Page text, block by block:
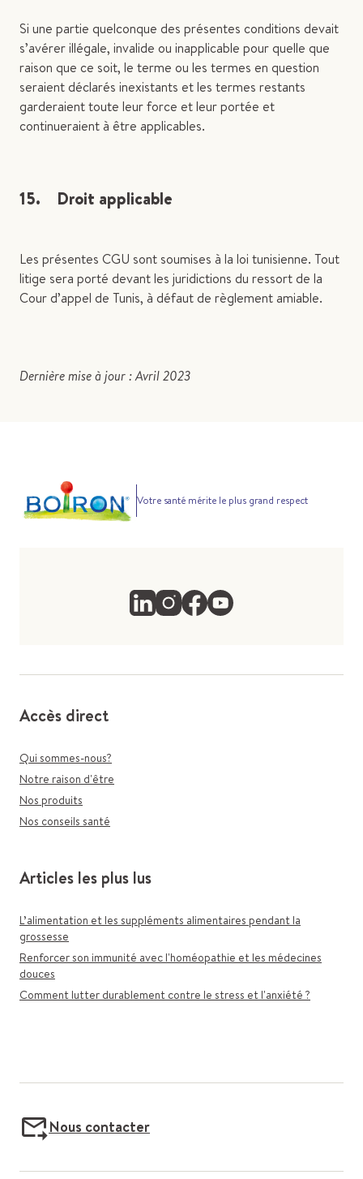
Si une partie quelconque des présentes conditions devait
s’avérer illégale, invalide ou inapplicable pour quelle que
raison que ce soit, le terme ou les termes en question
seraient déclarés inexistants et les termes restants
garderaient toute leur force et leur portée et
continueraient à être applicables.
15. Droit applicable
Les présentes CGU sont soumises à la loi tunisienne. Tout
litige sera porté devant les juridictions du ressort de la
Cour d’appel de Tunis, à défaut de règlement amiable.
Dernière mise à jour : Avril 2023
Votre santé mérite le plus grand respect
Accès direct
Qui sommes-nous?
Notre raison d'être
Nos produits
Nos conseils santé
Articles les plus lus
L’alimentation et les suppléments alimentaires pendant la
grossesse
Renforcer son immunité avec l'homéopathie et les médecines
douces
Comment lutter durablement contre le stress et l'anxiété ?
Nous contacter